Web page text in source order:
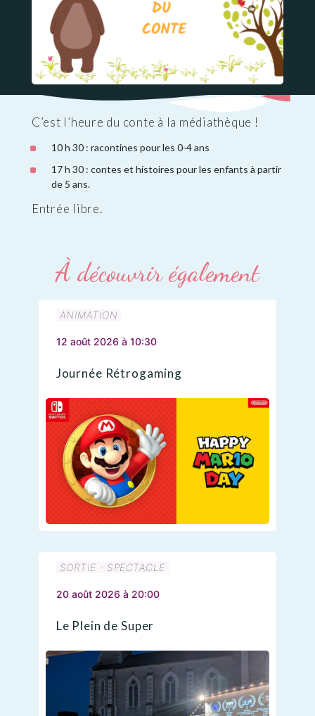
C’est l’heure du conte à la médiathèque !
10 h 30 : racontines pour les 0-4 ans
17 h 30 : contes et histoires pour les enfants à partir
de 5 ans.
Entrée libre.
À découvrir également
ANIMATION
12 août 2026 à 10:30
Journée Rétrogaming
SORTIE - SPECTACLE
20 août 2026 à 20:00
Le Plein de Super